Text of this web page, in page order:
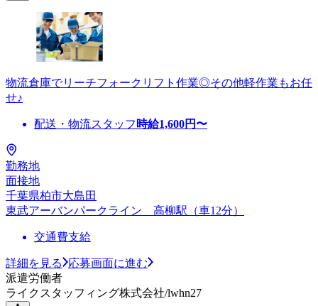
物流倉庫でリーチフォークリフト作業◎その他軽作業もお任
せ♪
配送・物流スタッフ 時給1,600円〜
勤務地
面接地
千葉県柏市大島田
東武アーバンパークライン 高柳駅（車12分）
交通費支給
詳細を見る
応募画面に進む
派遣労働者
ライクスタッフィング株式会社/lwhn27